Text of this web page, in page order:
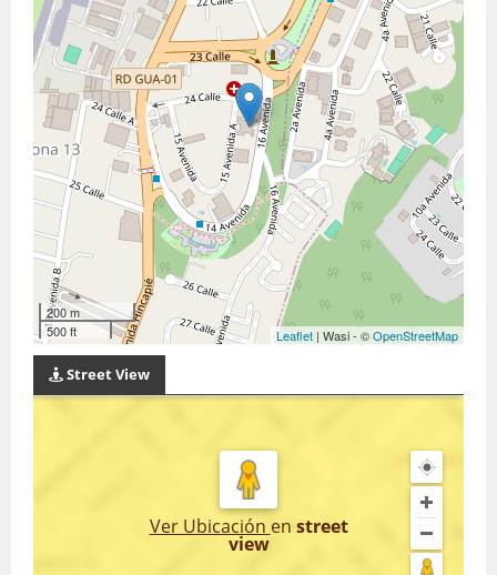
200 m
500 ft
Leaflet | Wasi - ©OpenStreetMap
Street View
Ver Ubicación en street
view